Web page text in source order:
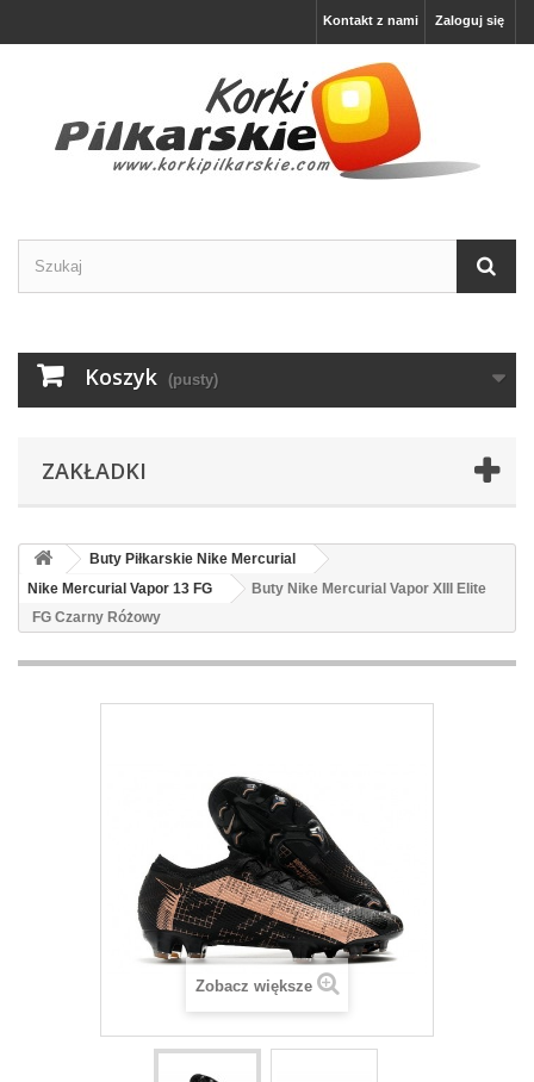
Zaloguj się
Kontakt z nami
Koszyk (pusty)
ZAKŁADKI
Buty Piłkarskie Nike Mercurial
Nike Mercurial Vapor 13 FG
Buty Nike Mercurial Vapor XIII Elite
FG Czarny Różowy
Zobacz większe